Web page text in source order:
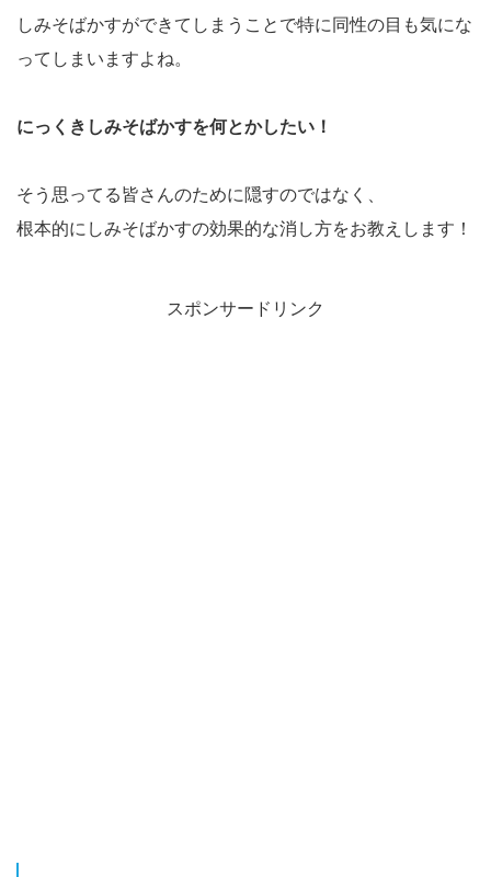
しみそばかすができてしまうことで特に同性の目も気にな
ってしまいますよね。
にっくきしみそばかすを何とかしたい！
そう思ってる皆さんのために隠すのではなく、
根本的にしみそばかすの効果的な消し方をお教えします！
スポンサードリンク